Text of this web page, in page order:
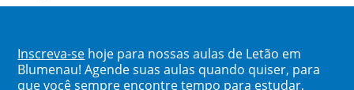
Inscreva-se hoje para nossas aulas de Letão em
Blumenau! Agende suas aulas quando quiser, para
que você sempre encontre tempo para estudar,